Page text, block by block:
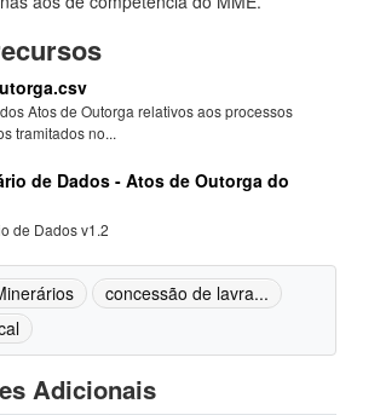
Atos de Outorga relativos aos processos
tramitados no...
de Dados - Atos de Outorga do
de Dados v1.2
concessão de lavra...
Adicionais